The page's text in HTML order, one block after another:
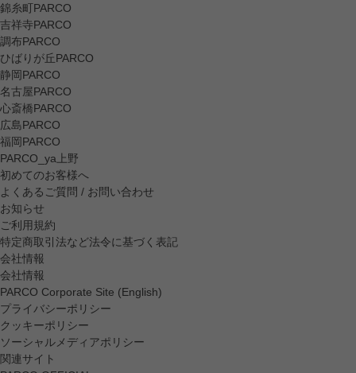
錦糸町PARCO
吉祥寺PARCO
調布PARCO
ひばりが丘PARCO
静岡PARCO
名古屋PARCO
心斎橋PARCO
広島PARCO
福岡PARCO
PARCO_ya上野
初めてのお客様へ
よくあるご質問 / お問い合わせ
お知らせ
ご利用規約
特定商取引法など法令に基づく表記
会社情報
会社情報
PARCO Corporate Site (English)
プライバシーポリシー
クッキーポリシー
ソーシャルメディアポリシー
関連サイト